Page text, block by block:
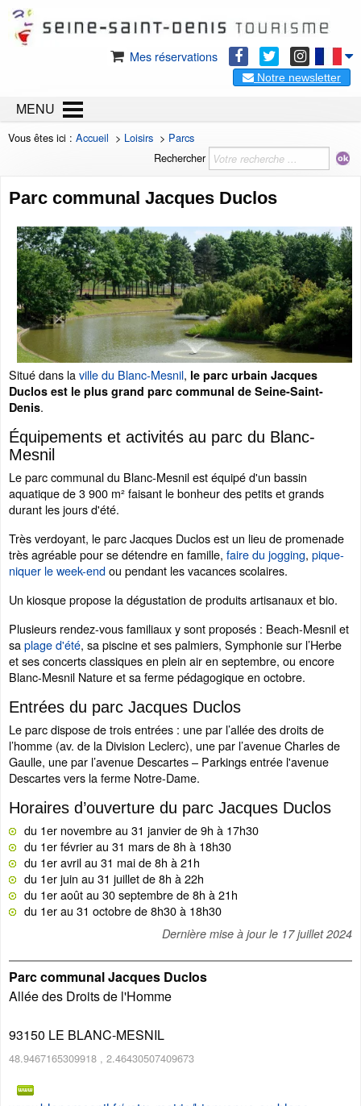
Mes réservations
Notre newsletter
MENU
Vous êtes ici : Accueil > Loisirs > Parcs
Rechercher
Parc communal Jacques Duclos
Situé dans laville du Blanc-Mesnil, le parc urbain Jacques
Duclos est le plus grand parc communal de Seine-Saint-
Denis.
Équipements et activités au parc du Blanc-
Mesnil
Le parc communal du Blanc-Mesnil est équipé d'un bassin
aquatique de 3 900 m² faisant le bonheur des petits et grands
durant les jours d'été.
Très verdoyant, le parc Jacques Duclos est un lieu de promenade
très agréable pour se détendre en famille, faire du jogging, pique-
niquer le week-endou pendant les vacances scolaires.
Un kiosque propose la dégustation de produits artisanaux et bio.
Plusieurs rendez-vous familiaux y sont proposés : Beach-Mesnil et
saplage d'été, sa piscine et ses palmiers, Symphonie sur l’Herbe
et ses concerts classiques en plein air en septembre, ou encore
Blanc-Mesnil Nature et sa ferme pédagogique en octobre.
Entrées du parc Jacques Duclos
Le parc dispose de trois entrées : une par l’allée des droits de
l’homme (av. de la Division Leclerc), une par l’avenue Charles de
Gaulle, une par l’avenue Descartes – Parkings entrée l'avenue
Descartes vers la ferme Notre-Dame.
Horaires d’ouverture du parc Jacques Duclos
du 1er novembre au 31 janvier de 9h à 17h30
du 1er février au 31 mars de 8h à 18h30
du 1er avril au 31 mai de 8h à 21h
du 1er juin au 31 juillet de 8h à 22h
du 1er août au 30 septembre de 8h à 21h
du 1er au 31 octobre de 8h30 à 18h30
Dernière mise à jour le 17 juillet 2024
Parc communal Jacques Duclos
Allée des Droits de l'Homme
93150 LE BLANC-MESNIL
48.9467165309918 , 2.46430507409673